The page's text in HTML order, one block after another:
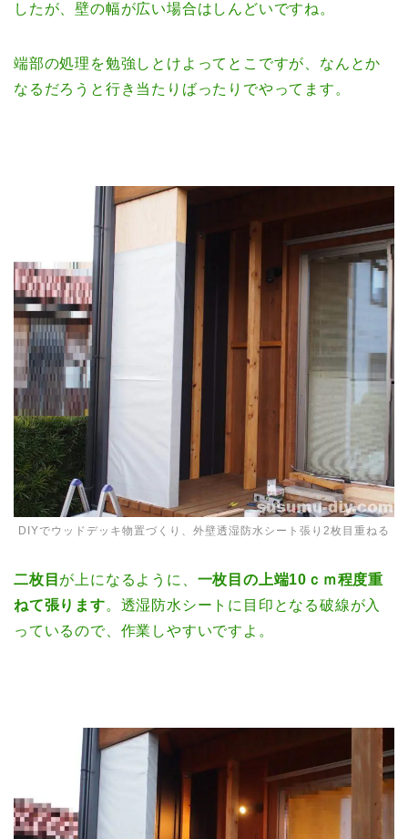
したが、壁の幅が広い場合はしんどいですね。
端部の処理を勉強しとけよってとこですが、なんとか
なるだろうと行き当たりばったりでやってます。
DIYでウッドデッキ物置づくり、外壁透湿防水シート張り2枚目重ねる
二枚目 が上になるように、 一枚目の上端10ｃｍ程度重
ねて張ります。透湿防水シートに目印となる破線が入
っているので、作業しやすいですよ。